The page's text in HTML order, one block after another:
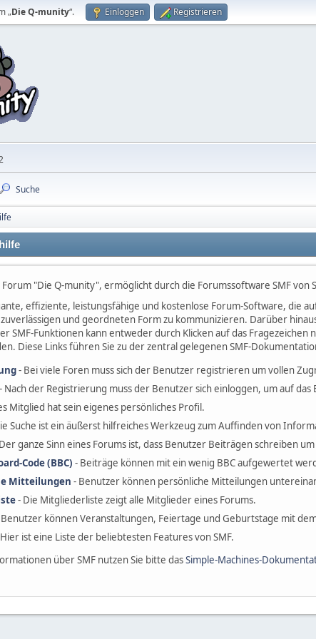
„Die Q-munity“. Einloggen Registrieren
Suche
"Die Q-munity", ermöglicht durch die Forumssoftware SMF von
effiziente, leistungsfähige und kostenlose Forum-Software, die
und geordneten Form zu kommunizieren. Darüber
SMF-Funktionen kann entweder durch Klicken auf das
Diese Links führen Sie zu der zentral gelegenen SMF-
- Bei viele Foren muss sich der Benutzer registrieren um vollen
- Nach der Registrierung muss der Benutzer sich einloggen, um auf
Mitglied hat sein eigenes persönliches Profil.
Suche ist ein äußerst hilfreiches Werkzeug zum Auffinden von
ganze Sinn eines Forums ist, dass Benutzer Beiträgen schreiben
Code (BBC) - Beiträge können mit ein wenig BBC aufgewertet
Mitteilungen - Benutzer können persönliche Mitteilungen
- Die Mitgliederliste zeigt alle Mitglieder eines Forums.
können Veranstaltungen, Feiertage und Geburtstage mit
ist eine Liste der beliebtesten Features von SMF.
über SMF nutzen Sie bitte dasSimple-Machines-